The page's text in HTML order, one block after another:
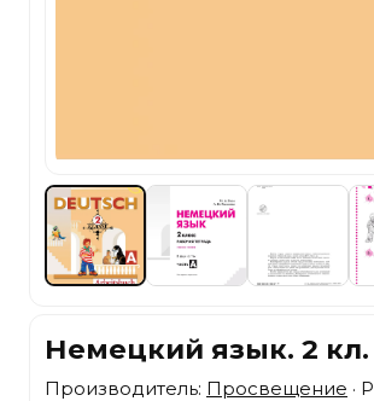
Немецкий язык. 2
Производитель: Просвещение ·